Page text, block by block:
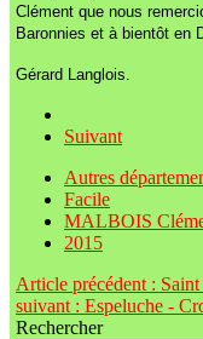
Clément que nous
Baronnies et à bientôt en
Gérard Langlois.
Suivant
Autres
Facile
MALBOIS
2015
Article précédent :
suivant : Espeluche -
Rechercher